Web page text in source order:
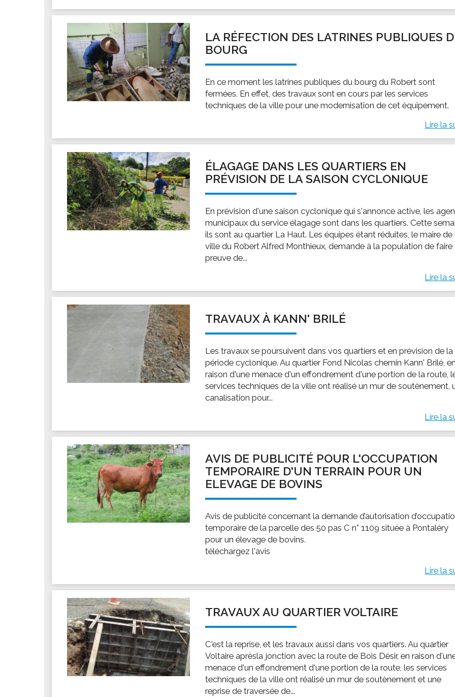
Faire une demande de subvention
Les activités des associations
VIE PRATIQUE
Les espaces numériques
Infos baignade
Stationnement
Les marchés
Le funéraire
Numéros d'urgence
SANTÉ
Annuaire santé
LA RÉFECTION DES LATRINES PUBLIQUES
BOURG
En ce moment les latrines publiques du bourg du Robert sont
fermées. En effet, des travaux sont en cours par les services
techniques de la ville pour une modernisation de cet équipement.
Lire la
ÉLAGAGE DANS LES QUARTIERS EN
PRÉVISION DE LA SAISON CYCLONIQUE
En prévision d'une saison cyclonique qui s'annonce active, les
municipaux du service élagage sont dans les quartiers. Cette
ils sont au quartier La Haut. Les équipes étant réduites, le maire de
ville du Robert Alfred Monthieux, demande à la population de faire
preuve de...
Lire la
TRAVAUX À KANN' BRILÉ
Les travaux se poursuivent dans vos quartiers et en prévision de la
période cyclonique. Au quartier Fond Nicolas chemin Kann' Brilé, en
raison d'une menace d'un effondrement d'une portion de la route,
services techniques de la ville ont réalisé un mur de soutènement,
canalisation pour...
Lire la
AVIS DE PUBLICITÉ POUR L'OCCUPATION
TEMPORAIRE D'UN TERRAIN POUR UN
ELEVAGE DE BOVINS
Avis de publicité concernant la demande d’autorisation
temporaire de la parcelle des 50 pas C n° 1109 située à Pontaléry
pour un élevage de bovins.
téléchargez l'avis
Lire la
TRAVAUX AU QUARTIER VOLTAIRE
C'est la reprise, et les travaux aussi dans vos quartiers. Au quartier
Voltaire aprèsla jonction avec la route de Bois Désir, en raison
menace d'un effondrement d'une portion de la route, les services
techniques de la ville ont réalisé un mur de soutènement et une
reprise de traversée de...